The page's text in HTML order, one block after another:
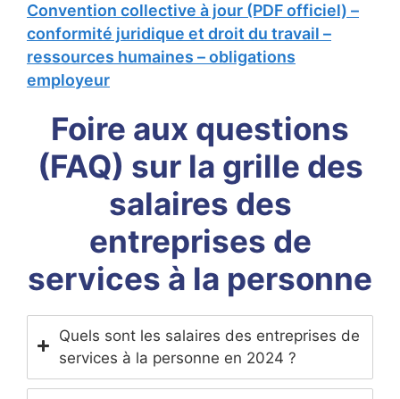
Convention collective à jour (PDF officiel) –
conformité juridique et droit du travail –
ressources humaines – obligations
employeur
Foire aux questions
(FAQ) sur la grille des
salaires des
entreprises de
services à la personne
Quels sont les salaires des entreprises de
services à la personne en 2024 ?